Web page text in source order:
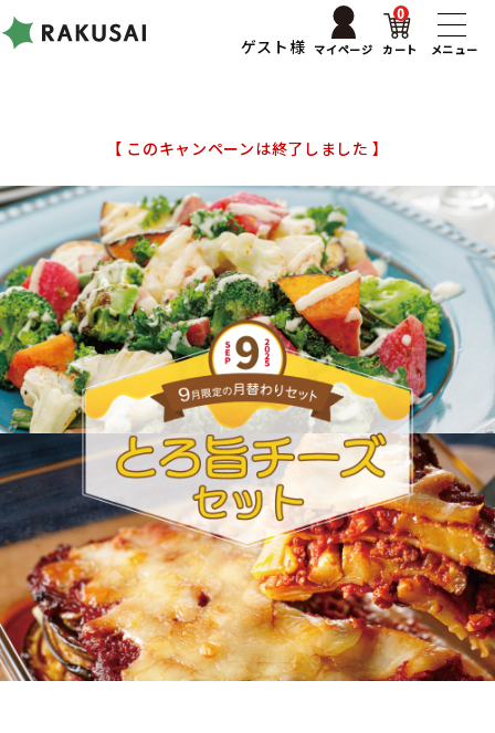
ゲスト様 マイページ カート
0
メニュー
【 このキャンペーンは終了しました 】